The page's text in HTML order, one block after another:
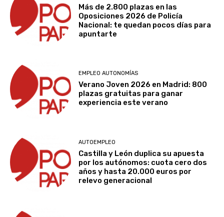
Más de 2.800 plazas en las
Oposiciones 2026 de Policía
Nacional: te quedan pocos días para
apuntarte
EMPLEO AUTONOMÍAS
Verano Joven 2026 en Madrid: 800
plazas gratuitas para ganar
experiencia este verano
AUTOEMPLEO
Castilla y León duplica su apuesta
por los autónomos: cuota cero dos
años y hasta 20.000 euros por
relevo generacional